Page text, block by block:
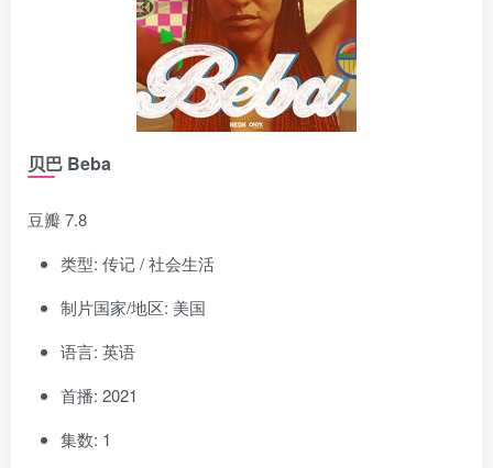
贝巴 Beba
豆瓣 7.8
类型: 传记 / 社会生活
制片国家/地区: 美国
语言: 英语
首播: 2021
集数: 1